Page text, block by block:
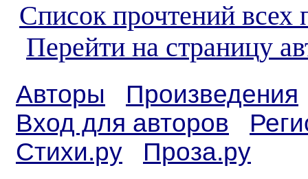
Список прочтений всех
Перейти на страницу
Авторы
Произведения
Вход для авторов
Стихи.ру
Проза.ру